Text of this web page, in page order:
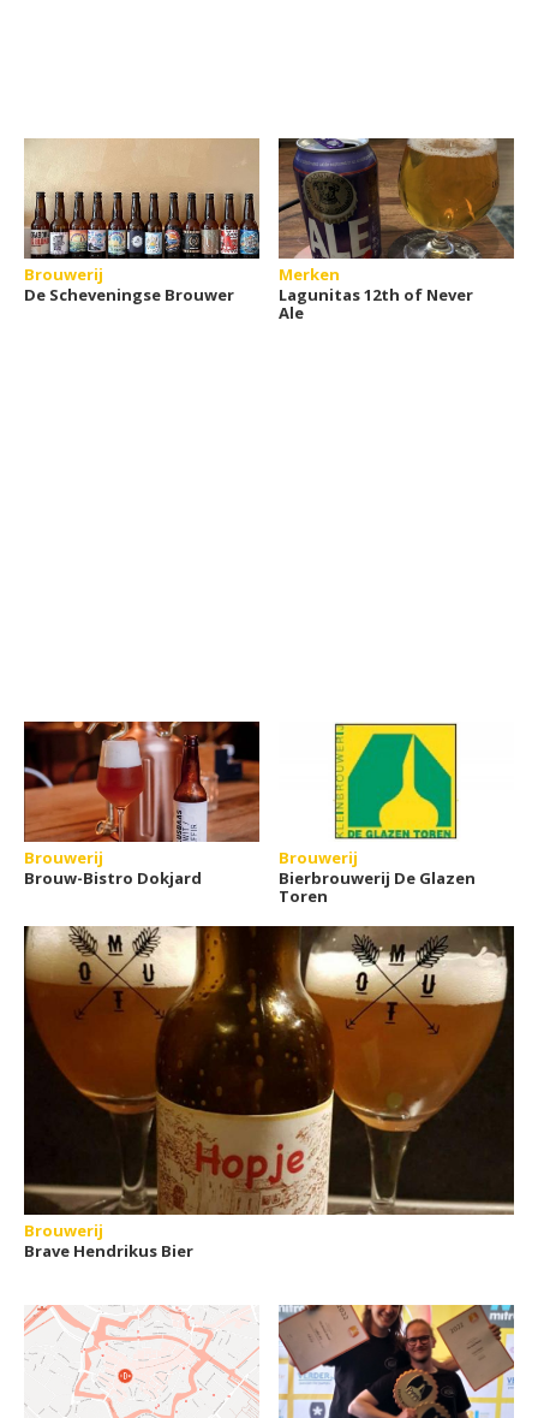
Brouwerij
De Scheveningse Brouwer
Merken
Lagunitas 12th of Never
Ale
Brouwerij
Brouw-Bistro Dokjard
Brouwerij
Bierbrouwerij De Glazen
Toren
Brouwerij
Brave Hendrikus Bier